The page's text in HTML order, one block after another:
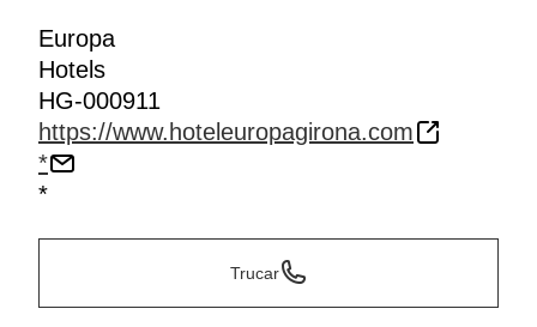
Europa
Hotels
HG-000911
https://www.hoteleuropagirona.com
*
*
Trucar